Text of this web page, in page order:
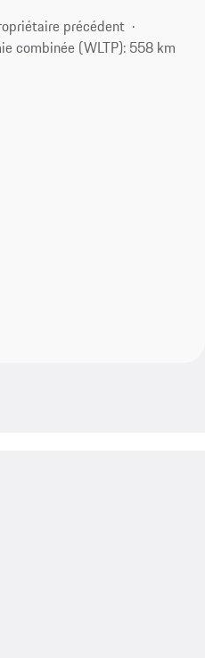
précédent
combinée (WLTP): 558 km